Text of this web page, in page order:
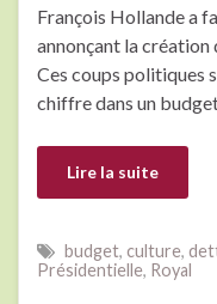
François Hollande a
annonçant la création
Ces coups politiques
chiffre dans un
Lire la suite
budget, culture,
Présidentielle, Royal